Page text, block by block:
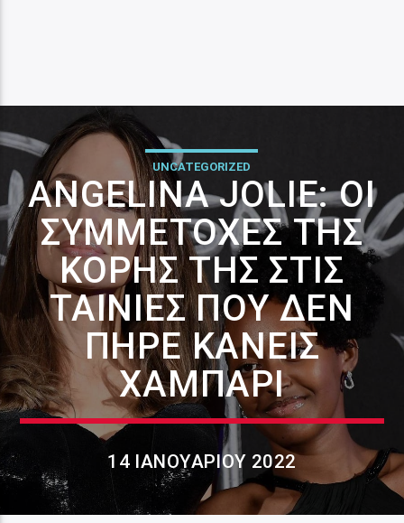
UNCATEGORIZED
ANGELINA JOLIE: ΟΙ
ΣΥΜΜΕΤΟΧΈΣ ΤΗΣ
ΚΌΡΗΣ ΤΗΣ ΣΤΙΣ
ΤΑΙΝΊΕΣ ΠΟΥ ΔΕΝ
ΠΉΡΕ ΚΑΝΕΊΣ
ΧΑΜΠΆΡΙ
14 ΙΑΝΟΥΑΡΊΟΥ 2022